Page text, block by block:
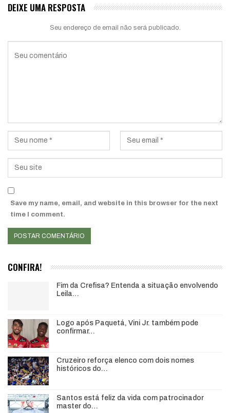
DEIXE UMA RESPOSTA
Seu endereço de email não será publicado.
Save my name, email, and website in this browser for the next
time I comment.
CONFIRA!
Fim da Crefisa? Entenda a situação envolvendo
Leila…
Logo após Paquetá, Vini Jr. também pode
confirmar…
Cruzeiro reforça elenco com dois nomes
históricos do…
Santos está feliz da vida com patrocinador
master do…